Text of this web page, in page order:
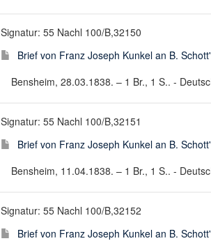
Signatur: 55 Nachl 100/B,32150
Brief von Franz Joseph Kunkel an B.
Bensheim, 28.03.1838. – 1 Br., 1 S.. -
Signatur: 55 Nachl 100/B,32151
Brief von Franz Joseph Kunkel an B.
Bensheim, 11.04.1838. – 1 Br., 1 S.. -
Signatur: 55 Nachl 100/B,32152
Brief von Franz Joseph Kunkel an B.